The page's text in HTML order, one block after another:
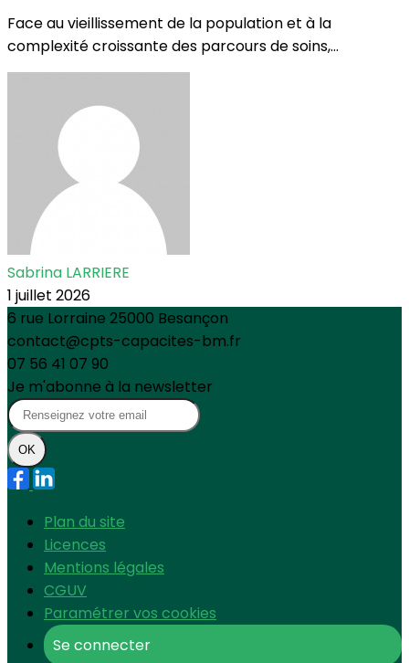
Face au vieillissement de la population et à la
complexité croissante des parcours de soins,...
Sabrina LARRIERE
1 juillet 2026
6 rue Lorraine 25000 Besançon
contact@cpts-capacites-bm.fr
07 56 41 07 90
Je m'abonne à la newsletter
OK
Plan du site
Licences
Mentions légales
CGUV
Paramétrer vos cookies
Se connecter